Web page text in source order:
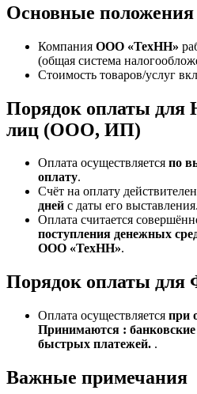
Основные положения
Компания ООО «ТехНН»
(общая система
Стоимость товаров/услуг
Порядок оплаты для
лиц (ООО, ИП)
Оплата осуществляется по
оплату.
Счёт на оплату
дней с даты его выставления.
Оплата считается
поступления денежных
ООО «ТехНН».
Порядок оплаты для
Оплата осуществляется при
Принимаются :
быстрых платежей. .
Важные примечания